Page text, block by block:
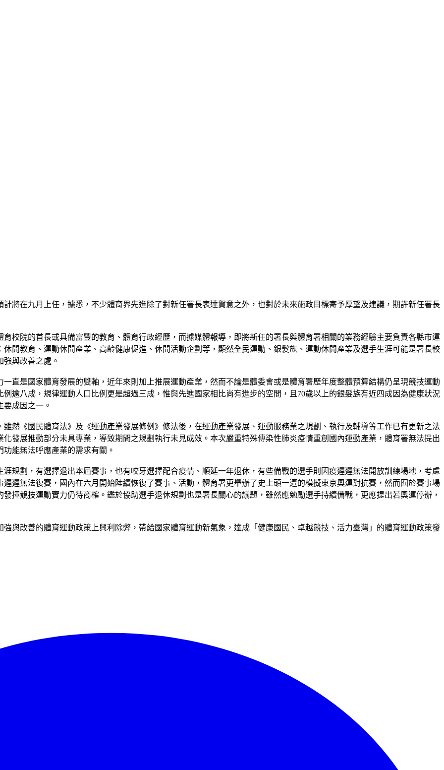
將在九月上任，據悉，不少體育界先進除了對新任署長表達賀意之外，也對於未來施政目標寄予厚望及建議，期許新任署長
校院的首長或具備富豐的教育、體育行政經歷，而據媒體報導，即將新任的署長與體育署相關的業務經驗主要負責各縣市運
閒教育、運動休閒產業、高齡健康促進、休閒活動企劃等，顯然全民運動、銀髮族、運動休閒產業及選手生涯可能是署長較
與改善之處。
直是國家體育發展的雙軸，近年來則加上推展運動產業，然而不論是體委會或是體育署歷年度整體預算結構仍呈現競技運動
逾八成，規律運動人口比例更是超過三成，惟與先進國家相比尚有進步的空間，且70歲以上的銀髮族有近四成因為健康狀況
成因之一。
然《國民體育法》及《運動產業發展條例》修法後，在運動產業發展、運動服務業之規劃、執行及輔導等工作已有更新之法
發展推動部分未具專業，導致期間之規劃執行未見成效。本次嚴重特殊傳染性肺炎疫情重創國內運動產業，體育署無法提出
能無法呼應產業的需求有關。
規劃，有選擇退出本屆賽事，也有咬牙選擇配合疫情、順延一年退休，有些備戰的選手則因疫遲遲無法開放訓練場地，考慮
遲無法復賽，國內在六月開始陸續恢復了賽事、活動，體育署更舉辦了史上頭一遭的模擬東京奧運對抗賽，然而囿於賽事場
揮競技運動實力仍待商榷。鑑於協助選手退休規劃也是署長關心的議題，雖然應勉勵選手持續備戰，更應提出若奧運停辦，
與改善的體育運動政策上興利除弊，帶給國家體育運動新氣象，達成「健康國民、卓越競技、活力臺灣」的體育運動政策發